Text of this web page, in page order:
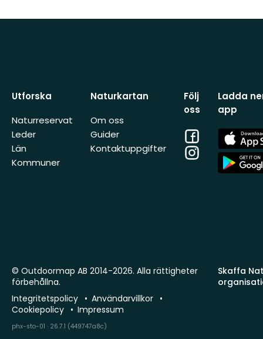
Utforska
Naturreservat
Leder
Län
Kommuner
Naturkartan
Om oss
Guider
Kontaktuppgifter
Följ
oss
Facebook
Instagram
Ladda
app
App
Store
App
Store
Skaffa
© Outdoormap AB 2014-2026. Alla rättigheter
förbehållna.
Integritetspolicy
Användarvillkor
Cookiepolicy
Impressum
phx-sto-01 · 26.7.1 (449747a8c)